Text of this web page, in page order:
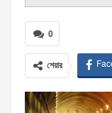
0
শেয়ার